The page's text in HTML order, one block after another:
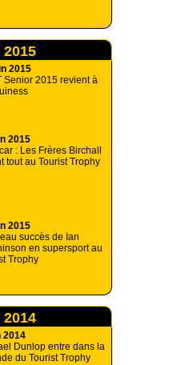
2015
Senior 2015 revient à
2015
: Les Frères Birchall
tout au Tourist Trophy
2015
succès de Ian
en supersport au
Trophy
2014
Dunlop entre dans la
du Tourist Trophy